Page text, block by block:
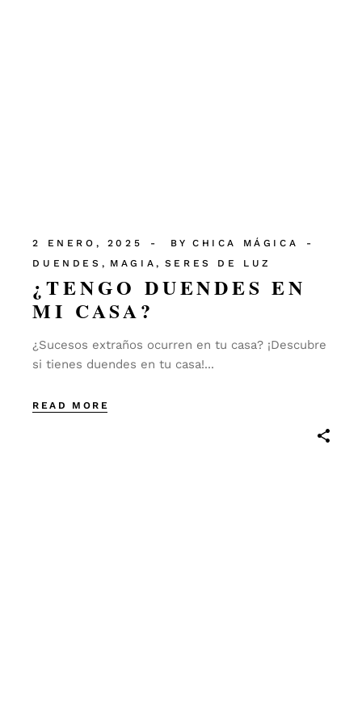
2 ENERO, 2025 BY
CHICA MÁGICA
DUENDES
MAGIA SERES DE LUZ
¿TENGO DUENDES EN
MI CASA?
¿Sucesos extraños ocurren en tu casa? ¡Descubre
si tienes duendes en tu casa!...
READ MORE